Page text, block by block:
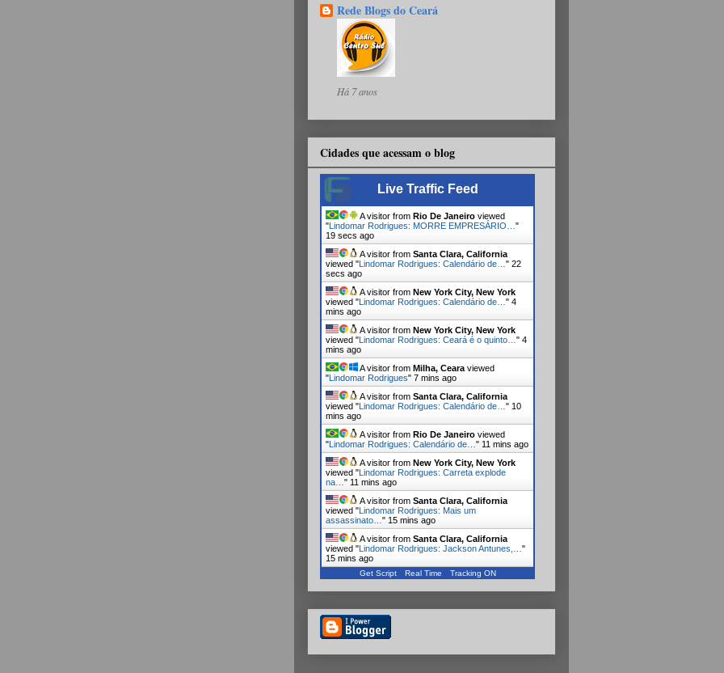
Rede Blogs do Ceará
Há 7 anos
Cidades que acessam o blog
Live Traffic Feed
A visitor from Rio De Janeiro viewed
" Lindomar Rodrigues: MORRE EMPRESÁRIO… "
20 secs ago
A visitor from Santa Clara, California
viewed " Lindomar Rodrigues: Calendário de… " 23
secs ago
A visitor from New York City, New York
viewed " Lindomar Rodrigues: Calendário de… " 4
mins ago
A visitor from New York City, New York
viewed " Lindomar Rodrigues: Ceará é o quinto… " 4
mins ago
A visitor from Milha, Ceara viewed
" Lindomar Rodrigues" 7 mins ago
A visitor from Santa Clara, California
viewed " Lindomar Rodrigues: Calendário de… " 10
mins ago
A visitor from Rio De Janeiro viewed
" Lindomar Rodrigues: Calendário de… " 11 mins ago
A visitor from New York City, New York
viewed " Lindomar Rodrigues: Carreta explode
na… " 11 mins ago
A visitor from Santa Clara, California
viewed " Lindomar Rodrigues: Mais um
assassinato… " 15 mins ago
A visitor from Santa Clara, California
viewed " Lindomar Rodrigues: Jackson Antunes,… "
15 mins ago
Get Script Real Time Tracking ON